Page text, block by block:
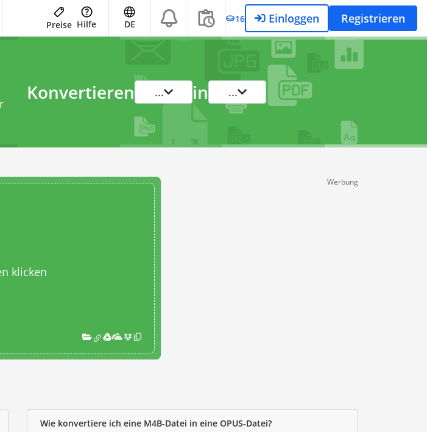
Preise Hilfe DE 16 Einloggen Registrieren
Konvertieren ... in ...
klicken
Werbung
Wie konvertiere ich eine M4B-Datei in eine OPUS-Datei?